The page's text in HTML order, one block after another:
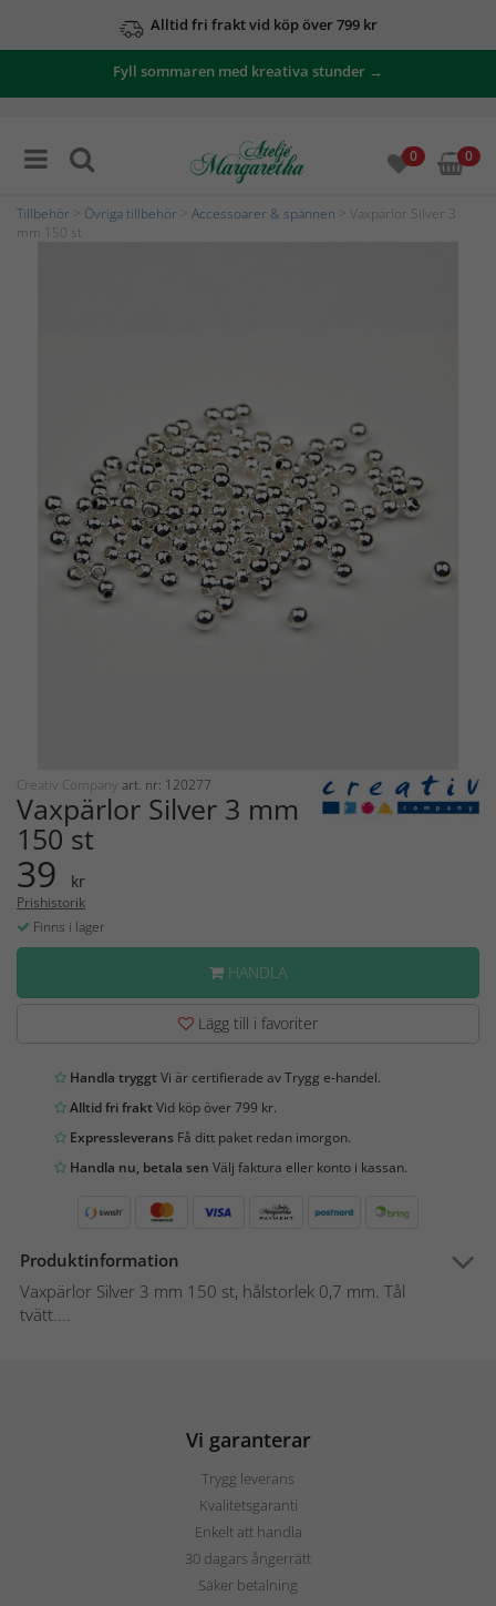
Alltid fri frakt vid köp över 799 kr
Fyll sommaren med kreativa stunder →
0 0
Tillbehör Övriga tillbehör Accessoarer & spännen > Vaxpärlor Silver 3
mm 150 st
Creativ Company art. nr: 120277
Vaxpärlor Silver 3 mm
150 st
39 kr
Prishistorik
Finns i lager
HANDLA
Lägg till i favoriter
Handla tryggtVi är certifierade av Trygg e-handel.
Alltid fri fraktVid köp över 799 kr.
Expressleverans Få ditt paket redan imorgon.
Handla nu, betala sen Välj faktura eller konto i kassan.
Produktinformation
Vaxpärlor Silver 3 mm 150 st, hålstorlek 0,7 mm. Tål
tvätt....
Vi garanterar
Trygg leverans
Kvalitetsgaranti
Enkelt att handla
30 dagars ångerrätt
Säker betalning